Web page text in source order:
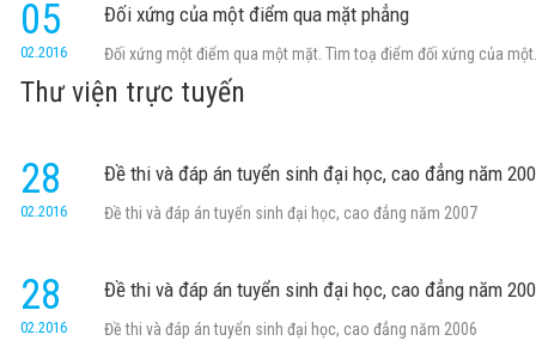
05
02.2016
Đối xứng của một điểm qua mặt phẳng
Đối xứng một điểm qua một mặt. Tìm toạ điểm đối xứng của
Thư viện trực tuyến
28
02.2016
Đề thi và đáp án tuyển sinh đại học, cao đẳng năm
Đề thi và đáp án tuyển sinh đại học, cao đẳng năm 2007
28
02.2016
Đề thi và đáp án tuyển sinh đại học, cao đẳng năm
Đề thi và đáp án tuyển sinh đại học, cao đẳng năm 2006